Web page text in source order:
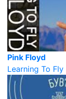
Pink Floyd
Learning To Fly